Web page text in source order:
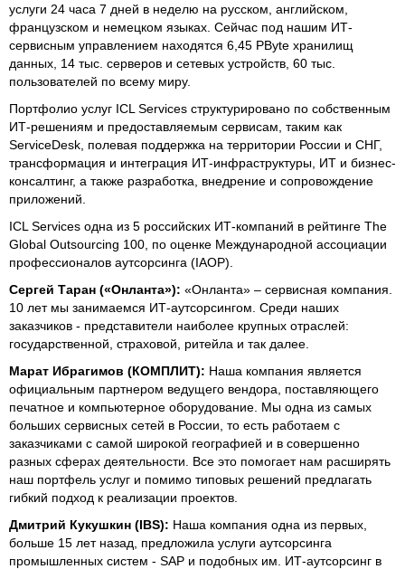
услуги 24 часа 7 дней в неделю на русском, английском,
французском и немецком языках. Сейчас под нашим ИТ-
сервисным управлением находятся 6,45 PByte хранилищ
данных, 14 тыс. серверов и сетевых устройств, 60 тыс.
пользователей по всему миру.
Портфолио услуг ICL Services структурировано по собственным
ИТ-решениям и предоставляемым сервисам, таким как
ServiceDesk, полевая поддержка на территории России и СНГ,
трансформация и интеграция ИТ-инфраструктуры, ИТ и бизнес-
консалтинг, а также разработка, внедрение и сопровождение
приложений.
ICL Services одна из 5 российских ИТ-компаний в рейтинге The
Global Outsourcing 100, по оценке Международной ассоциации
профессионалов аутсорсинга (IAOP).
Сергей Таран («Онланта»): «Онланта» – сервисная компания.
10 лет мы занимаемся ИТ-аутсорсингом. Среди наших
заказчиков - представители наиболее крупных отраслей:
государственной, страховой, ритейла и так далее.
Марат Ибрагимов (КОМПЛИТ): Наша компания является
официальным партнером ведущего вендора, поставляющего
печатное и компьютерное оборудование. Мы одна из самых
больших сервисных сетей в России, то есть работаем с
заказчиками с самой широкой географией и в совершенно
разных сферах деятельности. Все это помогает нам расширять
наш портфель услуг и помимо типовых решений предлагать
гибкий подход к реализации проектов.
Дмитрий Кукушкин (IBS): Наша компания одна из первых,
больше 15 лет назад, предложила услуги аутсорсинга
промышленных систем - SAP и подобных им. ИТ-аутсорсинг в